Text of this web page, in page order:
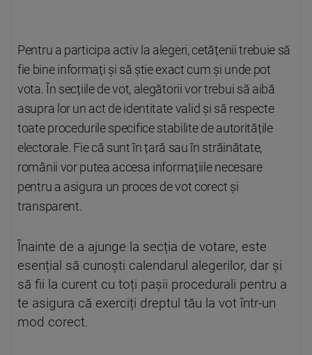
Pentru a participa activ la alegeri, cetățenii trebuie să
fie bine informați și să știe exact cum și unde pot
vota. În secțiile de vot, alegătorii vor trebui să aibă
asupra lor un act de identitate valid și să respecte
toate procedurile specifice stabilite de autoritățile
electorale. Fie că sunt în țară sau în străinătate,
românii vor putea accesa informațiile necesare
pentru a asigura un proces de vot corect și
transparent.
Înainte de a ajunge la secția de votare, este
esențial să cunoști calendarul alegerilor, dar și
să fii la curent cu toți pașii procedurali pentru a
te asigura că exerciți dreptul tău la vot într-un
mod corect.